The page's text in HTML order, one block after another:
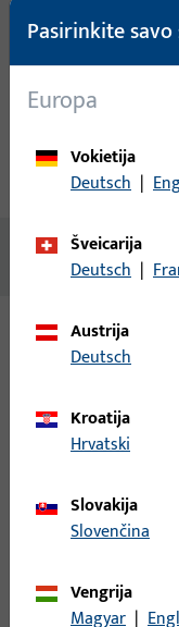
Gaminio
Techniniai
Atsisiuntimai
Nėra prieinamo
Variantai
Šiam gaminiui galimi
8x8
Pasirinkite savo
Europa
Vokietija
Deutsch |
Šveicarija
Deutsch |
Austrija
Deutsch
Kroatija
Hrvatski
Slovakija
Slovenčina
Vengrija
Magyar |